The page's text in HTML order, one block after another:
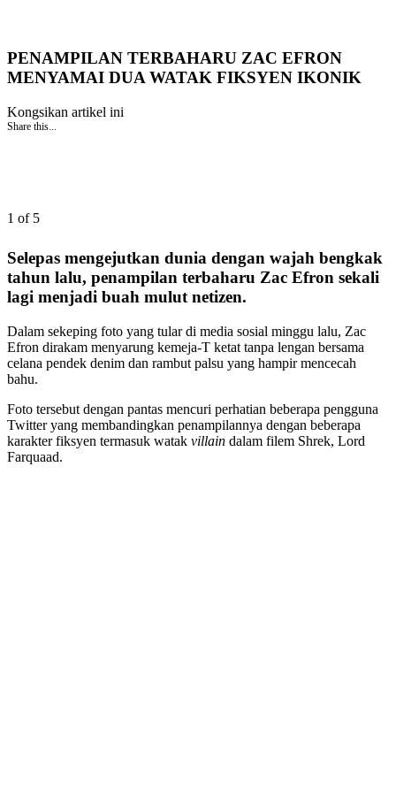
PENAMPILAN TERBAHARU ZAC EFRON
MENYAMAI DUA WATAK FIKSYEN IKONIK
Kongsikan artikel ini
Share this...
1 of 5
Selepas mengejutkan dunia dengan wajah bengkak
tahun lalu, penampilan terbaharu Zac Efron sekali
lagi menjadi buah mulut netizen.
Dalam sekeping foto yang tular di media sosial minggu lalu, Zac
Efron dirakam menyarung kemeja-T ketat tanpa lengan bersama
celana pendek denim dan rambut palsu yang hampir mencecah
bahu.
Foto tersebut dengan pantas mencuri perhatian beberapa pengguna
Twitter yang membandingkan penampilannya dengan beberapa
karakter fiksyen termasuk watak villain dalam filem Shrek, Lord
Farquaad.